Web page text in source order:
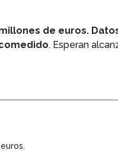
de euros.
. Esperan